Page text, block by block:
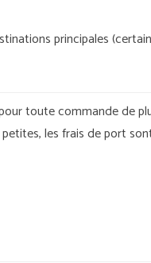
principales
toute commande de
les frais de port